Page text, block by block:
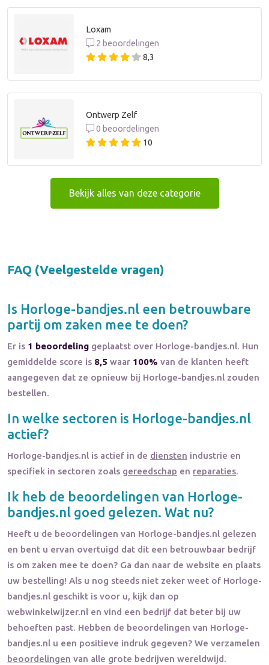
Loxam
2 beoordelingen
8,3
Ontwerp Zelf
0 beoordelingen
10
Bekijk alles van deze categorie
FAQ (Veelgestelde vragen)
Is Horloge-bandjes.nl een betrouwbare
partij om zaken mee te doen?
Er is 1 beoordeling geplaatst over Horloge-bandjes.nl. Hun
gemiddelde score is 8,5 waar 100% van de klanten heeft
aangegeven dat ze opnieuw bij Horloge-bandjes.nl zouden
bestellen.
In welke sectoren is Horloge-bandjes.nl
actief?
Horloge-bandjes.nl is actief in de diensten industrie en
specifiek in sectoren zoals gereedschap en reparaties.
Ik heb de beoordelingen van Horloge-
bandjes.nl goed gelezen. Wat nu?
Heeft u de beoordelingen van Horloge-bandjes.nl gelezen
en bent u ervan overtuigd dat dit een betrouwbaar bedrijf
is om zaken mee te doen? Ga dan naar de website en plaats
uw bestelling! Als u nog steeds niet zeker weet of Horloge-
bandjes.nl geschikt is voor u, kijk dan op
webwinkelwijzer.nl en vind een bedrijf dat beter bij uw
behoeften past. Hebben de beoordelingen van Horloge-
bandjes.nl u een positieve indruk gegeven? We verzamelen
beoordelingen van alle grote bedrijven wereldwijd.